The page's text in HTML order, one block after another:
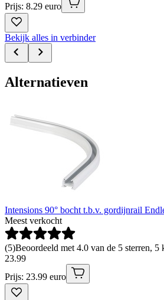
Prijs: 8.29 euro
Bekijk alles in verbinder
Alternatieven
Intensions 90° bocht t.b.v. gordijnrail
Meest verkocht
(5)Beoordeeld met 4.0 van de 5 sterren, 5
23.99
Prijs: 23.99 euro